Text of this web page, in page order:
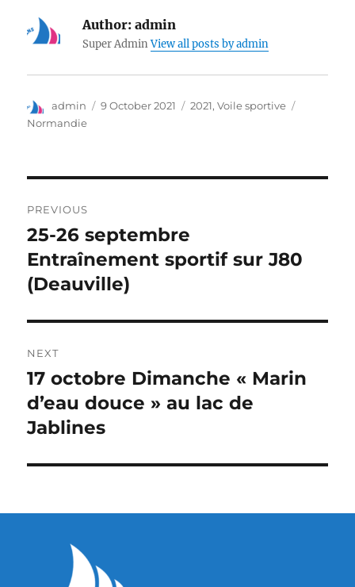
Author: admin
Super AdminView all posts by admin
admin 9 October 2021 2021,Voile sportive
Normandie
PREVIOUS
25-26 septembre
Entraînement sportif sur J80
(Deauville)
NEXT
17 octobre Dimanche « Marin
d’eau douce » au lac de
Jablines